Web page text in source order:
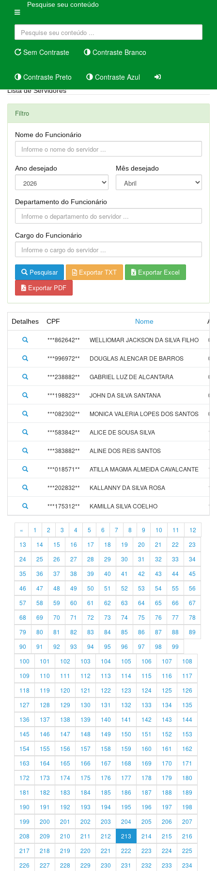
Pesquise seu conteúdo
Sem Contraste Contraste Branco
Contraste Preto Contraste Azul
Lista de Servidores
Filtro
Nome do Funcionário
Ano desejado Mês desejado
Departamento do Funcionário
Cargo do Funcionário
Pesquisar Exportar TXT
Exportar Excel
Exportar PDF
Detalhes CPF Nome
***862642** WELLIOMAR JACKSON DA SILVA FILHO
***996972** DOUGLAS ALENCAR DE BARROS
***238882** GABRIEL LUZ DE ALCANTARA
***198823** JOHN DA SILVA SANTANA
***082302** MONICA VALERIA LOPES DOS SANTOS
***583842** ALICE DE SOUSA SILVA
***383882** ALINE DOS REIS SANTOS
***018571** ATILLA MAGMA ALMEIDA CAVALCANTE
***202832** KALLANNY DA SILVA ROSA
***175312** KAMILLA SILVA COELHO
« 1 2 3 4 5 6 7 8 9 10 11
12
13
14 15 16 17 18 19 20 21 22
23
24
25 26 27 28 29 30 31 32 33
34
35
36 37 38 39 40 41 42 43 44
45
46
47 48 49 50 51 52 53 54 55
56
57
58 59 60 61 62 63 64 65 66
67
68
69 70 71 72 73 74 75 76 77
78
79
80 81 82 83 84 85 86 87 88
89
90
91 92 93 94 95 96 97 98
99
100
101 102 103 104 105 106 107
108
109
110 111 112 113 114 115 116
117
118
119 120 121 122 123 124 125
126
127
128 129 130 131 132 133 134
135
136
137 138 139 140 141 142 143
144
145
146 147 148 149 150 151 152
153
154
155 156 157 158 159 160 161
162
163
164 165 166 167 168 169 170
171
172
173 174 175 176 177 178 179
180
181
182 183 184 185 186 187 188
189
190
191 192 193 194 195 196 197
198
199
200 201 202 203 204 205 206
207
208
209 210 211 212 213 214 215
216
217
218 219 220 221 222 223 224
225
226
227 228 229 230 231 232 233 234